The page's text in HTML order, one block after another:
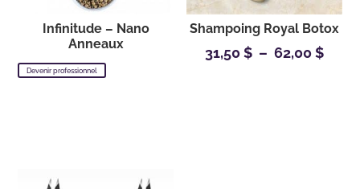
Infinitude – Nano
Anneaux
Devenir professionnel
Shampoing Royal Botox
31,50$ – 62,00$